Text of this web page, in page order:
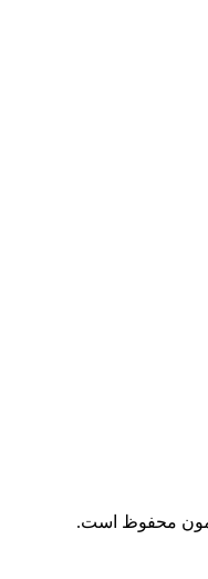
محفوظ است.